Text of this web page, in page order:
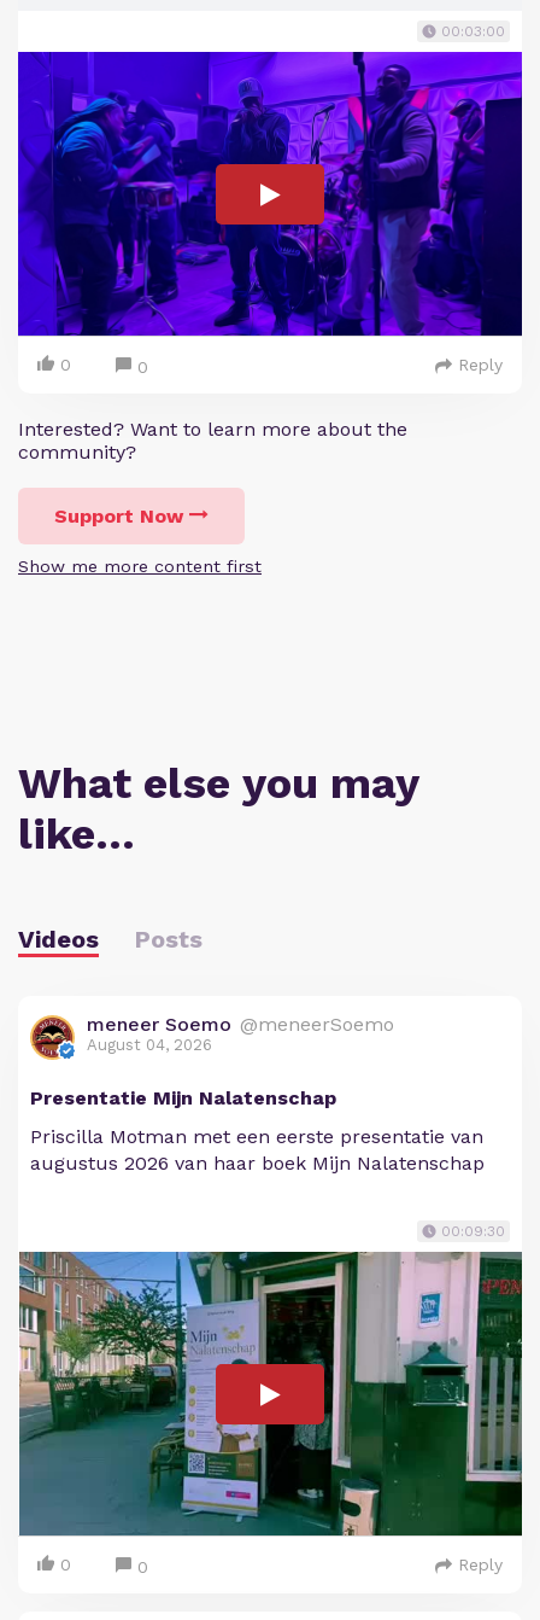
00:03:00
0 0 Reply
Interested? Want to learn more about the
community?
Support Now
Show me more content first
What else you may
like…
Videos Posts
meneer Soemo @meneerSoemo
August 04, 2026
Presentatie Mijn Nalatenschap
Priscilla Motman met een eerste presentatie van
augustus 2026 van haar boek Mijn Nalatenschap
00:09:30
0 0 Reply